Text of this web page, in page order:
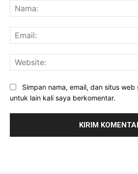
Simpan nama, email, dan situs
untuk lain kali saya berkomentar.